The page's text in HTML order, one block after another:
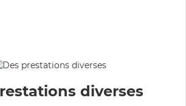
diverses